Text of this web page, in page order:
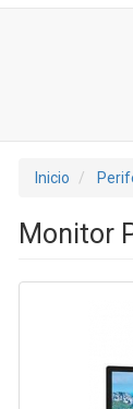
Inicio
Monitor